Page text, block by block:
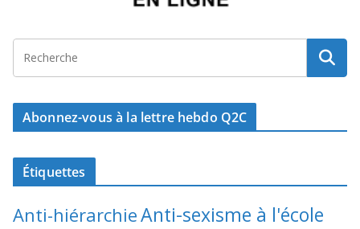
Abonnez-vous à la lettre hebdo Q2C
Étiquettes
Anti-hiérarchieAnti-sexisme à l'école